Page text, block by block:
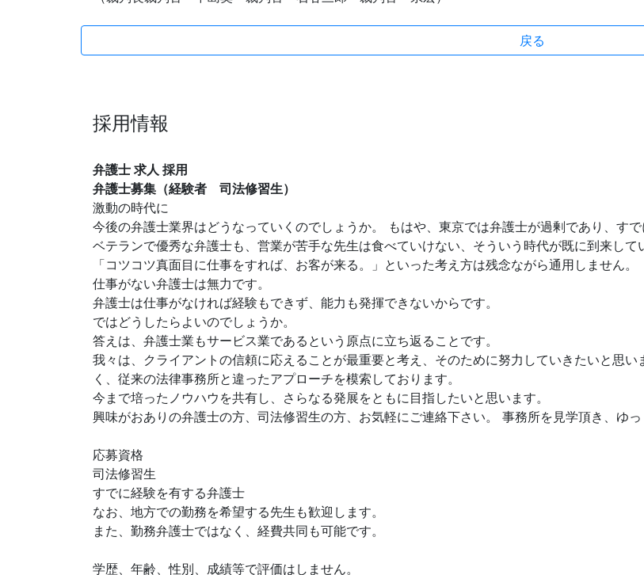
戻る
採用情報
弁護士 求人 採用
弁護士募集（経験者 司法修習生）
激動の時代に
今後の弁護士業界はどうなっていくのでしょうか。 もはや、東京では弁護士が過剰であり、すで
ベテランで優秀な弁護士も、営業が苦手な先生は食べていけない、そういう時代が既に到来して
「コツコツ真面目に仕事をすれば、お客が来る。」といった考え方は残念ながら通用しません。
仕事がない弁護士は無力です。
弁護士は仕事がなければ経験もできず、能力も発揮できないからです。
ではどうしたらよいのでしょうか。
答えは、弁護士業もサービス業であるという原点に立ち返ることです。
我々は、クライアントの信頼に応えることが最重要と考え、そのために努力していきたいと思
く、従来の法律事務所と違ったアプローチを模索しております。
今まで培ったノウハウを共有し、さらなる発展をともに目指したいと思います。
興味がおありの弁護士の方、司法修習生の方、お気軽にご連絡下さい。 事務所を見学頂き、ゆっ
応募資格
司法修習生
すでに経験を有する弁護士
なお、地方での勤務を希望する先生も歓迎します。
また、勤務弁護士ではなく、経費共同も可能です。
学歴、年齢、性別、成績等で評価はしません。